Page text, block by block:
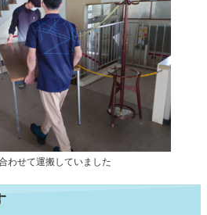
わせて運搬していました